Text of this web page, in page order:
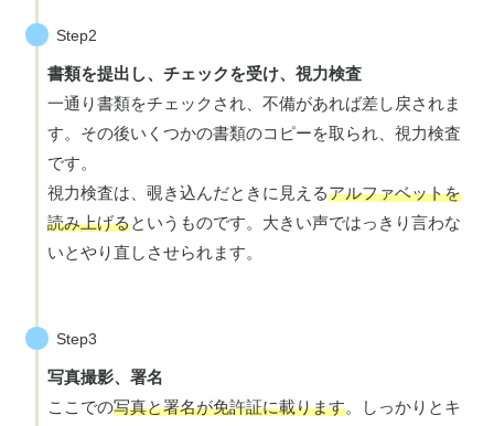
Step2
書類を提出し、チェックを受け、視力検査
一通り書類をチェックされ、不備があれば差し戻されま
す。その後いくつかの書類のコピーを取られ、視力検査
です。
視力検査は、覗き込んだときに見えるアルファベットを
読み上げるというものです。大きい声ではっきり言わな
いとやり直しさせられます。
Step3
写真撮影、署名
ここでの写真と署名が免許証に載ります。しっかりとキ